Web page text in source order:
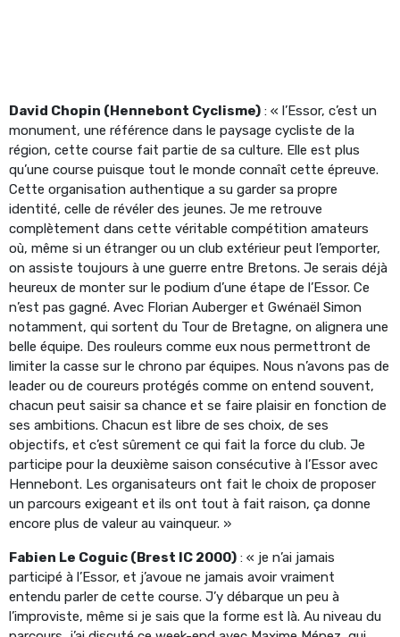
David Chopin (Hennebont Cyclisme) : « l’Essor, c’est un
monument, une référence dans le paysage cycliste de la
région, cette course fait partie de sa culture. Elle est plus
qu’une course puisque tout le monde connaît cette épreuve.
Cette organisation authentique a su garder sa propre
identité, celle de révéler des jeunes. Je me retrouve
complètement dans cette véritable compétition amateurs
où, même si un étranger ou un club extérieur peut l’emporter,
on assiste toujours à une guerre entre Bretons. Je serais déjà
heureux de monter sur le podium d’une étape de l’Essor. Ce
n’est pas gagné. Avec Florian Auberger et Gwénaël Simon
notamment, qui sortent du Tour de Bretagne, on alignera une
belle équipe. Des rouleurs comme eux nous permettront de
limiter la casse sur le chrono par équipes. Nous n’avons pas de
leader ou de coureurs protégés comme on entend souvent,
chacun peut saisir sa chance et se faire plaisir en fonction de
ses ambitions. Chacun est libre de ses choix, de ses
objectifs, et c’est sûrement ce qui fait la force du club. Je
participe pour la deuxième saison consécutive à l’Essor avec
Hennebont. Les organisateurs ont fait le choix de proposer
un parcours exigeant et ils ont tout à fait raison, ça donne
encore plus de valeur au vainqueur. »
Fabien Le Coguic (Brest IC 2000) : « je n’ai jamais
participé à l’Essor, et j’avoue ne jamais avoir vraiment
entendu parler de cette course. J’y débarque un peu à
l’improviste, même si je sais que la forme est là. Au niveau du